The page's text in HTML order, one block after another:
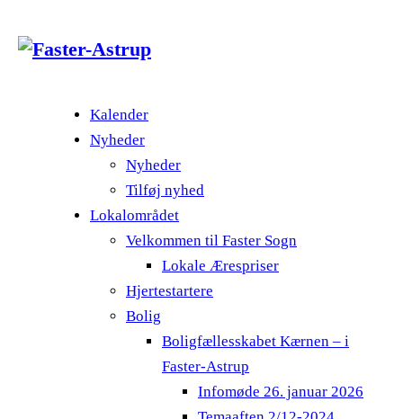
Kalender
Nyheder
Nyheder
Tilføj nyhed
Lokalområdet
Velkommen til Faster Sogn
Lokale Ærespriser
Hjertestartere
Bolig
Boligfællesskabet Kærnen – i
Faster-Astrup
Infomøde 26. januar 2026